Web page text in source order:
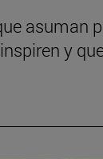
asuman
y